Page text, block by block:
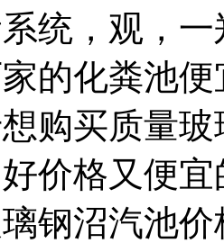
统， 观，一
的化粪池
购买质量玻
好价格又便
钢沼汽池